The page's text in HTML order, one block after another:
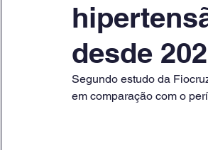
desde
Segundo estudo da
em comparação com o